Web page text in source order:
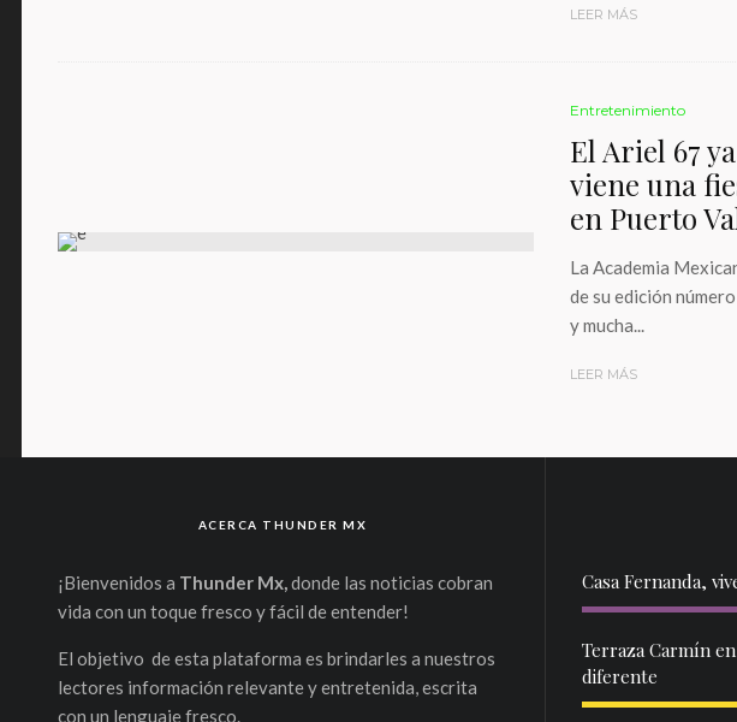
LEER MÁS
Entretenimiento
El Ariel 67
viene una
en Puerto
La Academia
de su edición
y mucha...
LEER MÁS
ACERCA THUNDER MX
¡Bienvenidos a Thunder Mx,donde las noticias cobran
vida con un toque fresco y fácil de entender!
El objetivo de esta plataforma es brindarles a nuestros
lectores información relevante y entretenida, escrita
con un lenguaje fresco.
Casa Fernanda,
Terraza Carmín
diferente